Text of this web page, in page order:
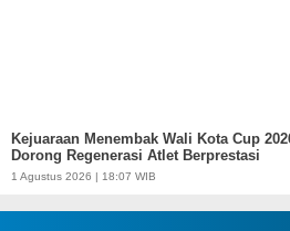
Kejuaraan Menembak Wali Kota Cup
Dorong Regenerasi Atlet Berprestasi
1 Agustus 2026 | 18:07 WIB